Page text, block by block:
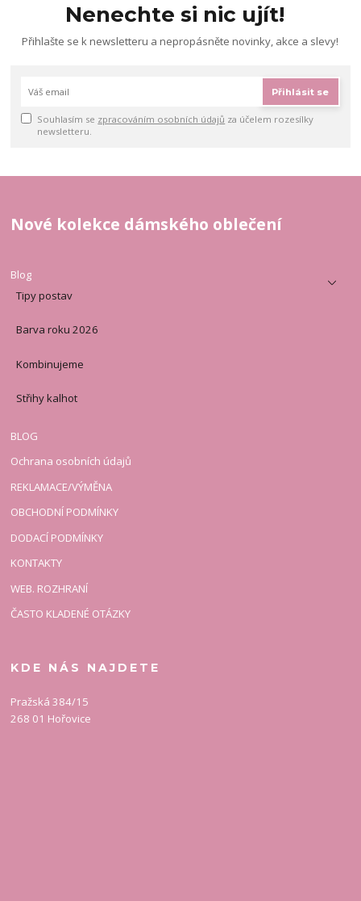
Nenechte si nic ujít!
Přihlašte se k newsletteru a nepropásněte novinky, akce a slevy!
Přihlásit se
Souhlasím se zpracováním osobních údajů za účelem rozesílky
newsletteru.
Nové kolekce dámského oblečení
Blog
Tipy postav
Barva roku 2026
Kombinujeme
Střihy kalhot
BLOG
Ochrana osobních údajů
REKLAMACE/VÝMĚNA
OBCHODNÍ PODMÍNKY
DODACÍ PODMÍNKY
KONTAKTY
WEB. ROZHRANÍ
ČASTO KLADENÉ OTÁZKY
KDE NÁS NAJDETE
Pražská 384/15
268 01 Hořovice